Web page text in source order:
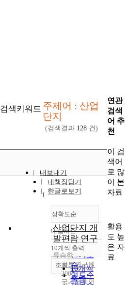
검색키워드 주제어 : 산업
단지
(검색결과 128 건)
내보내기
내책장담기
한글로보기
정확도순
정확도
순
인기도
순
연도순
내림차순
내림차순
10개씩 출력
10개씩
출력
조회
1
산업단지 개
발편람 연구
류승한
국토연구원
2005
국가정책연
연관
검색
어 추
천
이 검
색어
로 많
이 본
자료
활용
도 높
은 자
료